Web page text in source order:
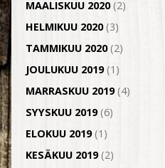
MAALISKUU 2020(2)
HELMIKUU 2020(3)
TAMMIKUU 2020(2)
JOULUKUU 2019(1)
MARRASKUU 2019(4)
SYYSKUU 2019(6)
ELOKUU 2019(1)
KESÄKUU 2019(2)